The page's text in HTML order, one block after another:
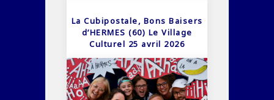
La Cubipostale, Bons Baisers
d’HERMES (60) Le Village
Culturel 25 avril 2026